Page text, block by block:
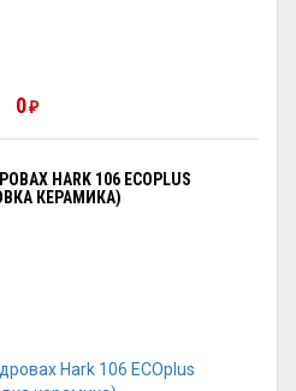
0₽
HARK 106 ECOPLUS
КЕРАМИКА)